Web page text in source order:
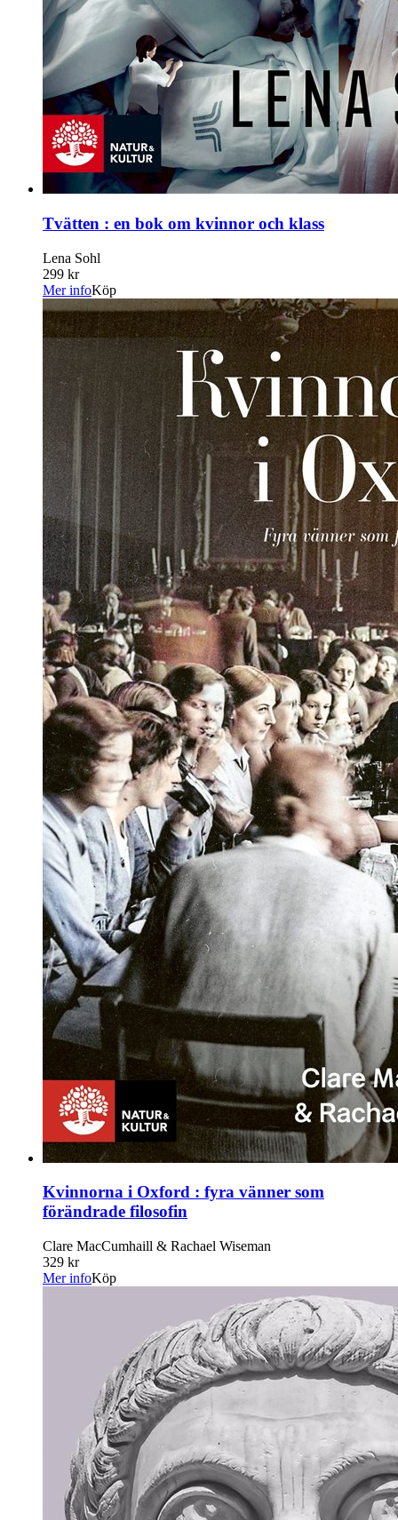
Tvätten : en bok om kvinnor och klass
Lena Sohl
299 kr
Mer infoKöp
Kvinnorna i Oxford : fyra vänner som
förändrade filosofin
Clare MacCumhaill & Rachael Wiseman
329 kr
Mer infoKöp